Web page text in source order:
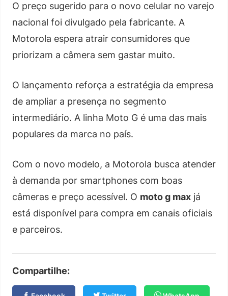
O preço sugerido para o novo celular no varejo
nacional foi divulgado pela fabricante. A
Motorola espera atrair consumidores que
priorizam a câmera sem gastar muito.
O lançamento reforça a estratégia da empresa
de ampliar a presença no segmento
intermediário. A linha Moto G é uma das mais
populares da marca no país.
Com o novo modelo, a Motorola busca atender
à demanda por smartphones com boas
câmeras e preço acessível. O moto g max já
está disponível para compra em canais oficiais
e parceiros.
Compartilhe: